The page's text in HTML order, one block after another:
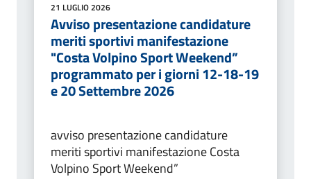
21 LUGLIO 2026
Avviso presentazione candidature
meriti sportivi manifestazione
"Costa Volpino Sport Weekend”
programmato per i giorni 12-18-19
e 20 Settembre 2026
avviso presentazione candidature
meriti sportivi manifestazione Costa
Volpino Sport Weekend”